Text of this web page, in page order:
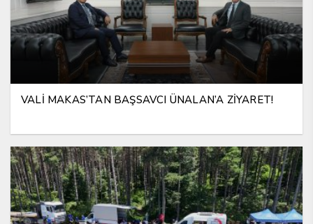
VALİ MAKAS’TAN BAŞSAVCI ÜNALAN’A ZİYARET!